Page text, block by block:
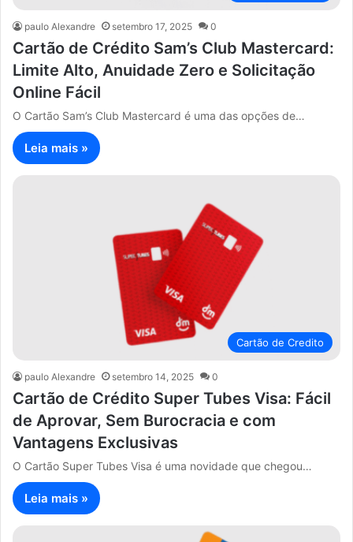
paulo Alexandre setembro 17, 2025 0
Cartão de Crédito Sam’s Club Mastercard:
Limite Alto, Anuidade Zero e Solicitação
Online Fácil
O Cartão Sam’s Club Mastercard é uma das opções de…
Leia mais »
Cartão de Credito
paulo Alexandre setembro 14, 2025 0
Cartão de Crédito Super Tubes Visa: Fácil
de Aprovar, Sem Burocracia e com
Vantagens Exclusivas
O Cartão Super Tubes Visa é uma novidade que chegou…
Leia mais »